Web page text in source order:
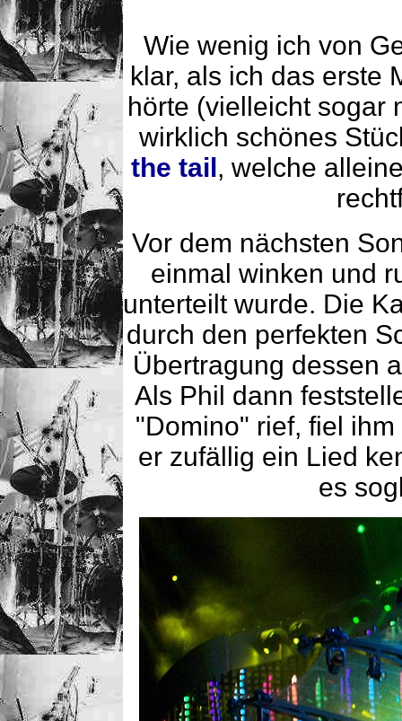
Wie wenig ich von
klar, als ich das erste
hörte (vielleicht sogar
wirklich schönes
the tail, welche
Vor dem nächsten
einmal winken und
unterteilt wurde. Die
durch den perfekten
Übertragung dessen
Als Phil dann
"Domino" rief, fiel
er zufällig ein Lied
es